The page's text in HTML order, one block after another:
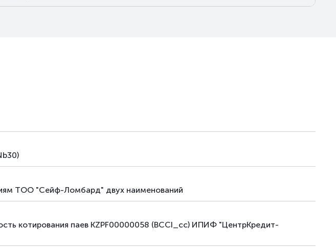
ТОО "Сейф-Ломбард" двух наименований
котирования паев KZPF00000058 (BCCI_cc) ИПИФ "ЦентрКредит-